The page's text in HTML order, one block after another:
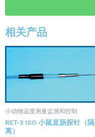
相关产品
小动物温度测量监测和控制
RET-3 ISO 小鼠直肠探针（隔
离）